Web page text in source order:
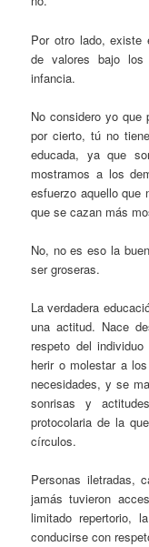
Por otro lado, existe
de valores bajo
infancia.
No considero yo que
por cierto, tú no
educada, ya que
mostramos a los
esfuerzo aquello que
que se cazan más
No, no es eso la
ser groseras.
La verdadera
una actitud. Nace
respeto del
herir o molestar a
necesidades, y se
sonrisas y
protocolaria de la
círculos.
Personas iletradas,
jamás tuvieron
limitado repertorio,
conducirse con